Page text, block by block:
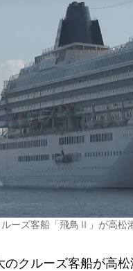
ルーズ客船「飛鳥Ⅱ」が高
クルーズ客船が高松